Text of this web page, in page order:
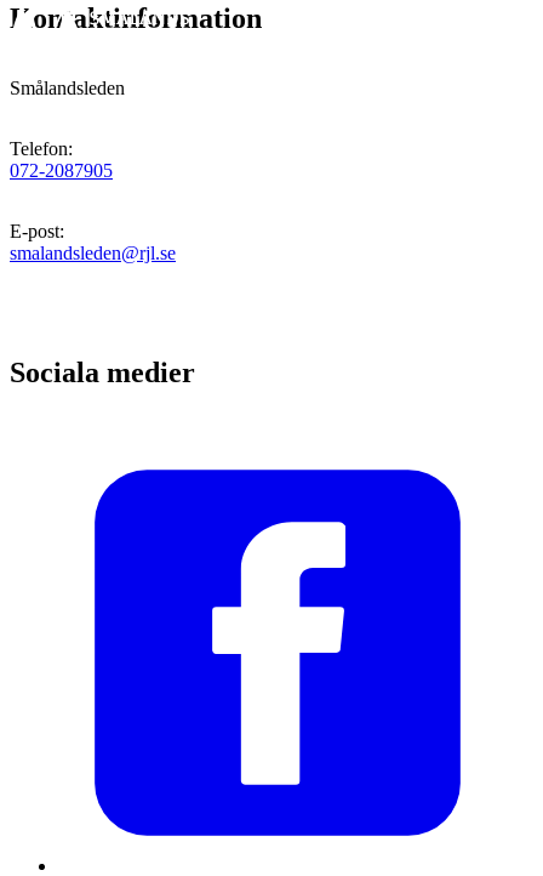
Kontaktinformation
Smålandsleden
Telefon:
072-2087905
E-post:
smalandsleden@rjl.se
Sociala medier